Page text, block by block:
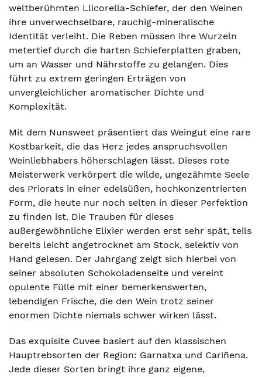
weltberühmten Llicorella-Schiefer, der den Weinen
ihre unverwechselbare, rauchig-mineralische
Identität verleiht. Die Reben müssen ihre Wurzeln
metertief durch die harten Schieferplatten graben,
um an Wasser und Nährstoffe zu gelangen. Dies
führt zu extrem geringen Erträgen von
unvergleichlicher aromatischer Dichte und
Komplexität.
Mit dem Nunsweet präsentiert das Weingut eine rare
Kostbarkeit, die das Herz jedes anspruchsvollen
Weinliebhabers höherschlagen lässt. Dieses rote
Meisterwerk verkörpert die wilde, ungezähmte Seele
des Priorats in einer edelsüßen, hochkonzentrierten
Form, die heute nur noch selten in dieser Perfektion
zu finden ist. Die Trauben für dieses
außergewöhnliche Elixier werden erst sehr spät, teils
bereits leicht angetrocknet am Stock, selektiv von
Hand gelesen. Der Jahrgang zeigt sich hierbei von
seiner absoluten Schokoladenseite und vereint
opulente Fülle mit einer bemerkenswerten,
lebendigen Frische, die den Wein trotz seiner
enormen Dichte niemals schwer wirken lässt.
Das exquisite Cuvee basiert auf den klassischen
Hauptrebsorten der Region: Garnatxa und Cariñena.
Jede dieser Sorten bringt ihre ganz eigene,